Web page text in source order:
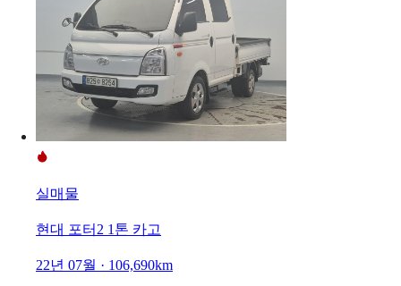
실매물
현대 포터2 1톤 카고
22년 07월 · 106,690km